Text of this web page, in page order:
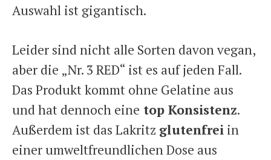
Auswahl ist gigantisch.
Leider sind nicht alle Sorten davon vegan,
aber die „Nr. 3 RED“ ist es auf jeden Fall.
Das Produkt kommt ohne Gelatine aus
und hat dennoch eine top Konsistenz.
Außerdem ist das Lakritz glutenfrei in
einer umweltfreundlichen Dose aus